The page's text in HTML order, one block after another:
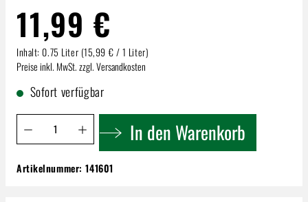
11,99 €
Inhalt: 0.75 Liter (15,99 € / 1 Liter)
Preise inkl. MwSt. zzgl. Versandkosten
Sofort verfügbar
Produkt Anzahl: Gib den gewünschten Wert ein oder
In den Warenkorb
Heger Grauburgunder | Kabinett Oktav
Artikelnummer:141601